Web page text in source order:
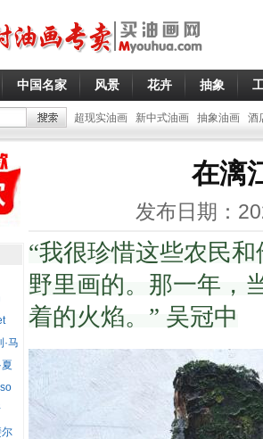
中国名家 风景 花卉 抽象
超现实油画 新中式油画 抽象油画 酒
在漓
发布日期：
“我很珍惜这些农民
野里画的。 那一年，
着的火焰。” 吴冠中
·马